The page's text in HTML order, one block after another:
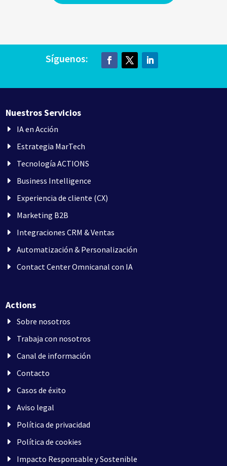
Síguenos:
Nuestros Servicios
IA en Acción
Estrategia MarTech
Tecnología ACTIONS
Business Intelligence
Experiencia de cliente (CX)
Marketing B2B
Integraciones CRM & Ventas
Automatización & Personalización
Contact Center Omnicanal con IA
Actions
Sobre nosotros
Trabaja con nosotros
Canal de información
Contacto
Casos de éxito
Aviso legal
Política de privacidad
Política de cookies
Impacto Responsable y Sostenible